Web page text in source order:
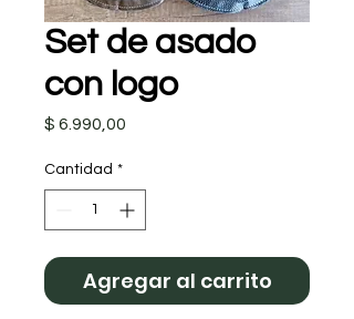
Set de asado
con logo
$ 6.990,00
Cantidad *
Agregar al carrito